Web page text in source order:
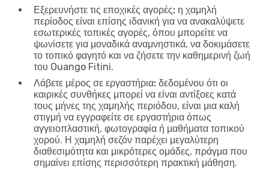
Εξερευνήστε τις εποχικές αγορές: η χαμηλή
περίοδος είναι επίσης ιδανική για να ανακαλύψετε
εσωτερικές τοπικές αγορές, όπου μπορείτε να
ψωνίσετε για μοναδικά αναμνηστικά, να δοκιμάσετε
το τοπικό φαγητό και να ζήσετε την καθημερινή ζωή
του Ouango Fitini.
Λάβετε μέρος σε εργαστήρια: δεδομένου ότι οι
καιρικές συνθήκες μπορεί να είναι αντίξοες κατά
τους μήνες της χαμηλής περιόδου, είναι μια καλή
στιγμή να εγγραφείτε σε εργαστήρια όπως
αγγειοπλαστική, φωτογραφία ή μαθήματα τοπικού
χορού. Η χαμηλή σεζόν παρέχει μεγαλύτερη
διαθεσιμότητα και μικρότερες ομάδες, πράγμα που
σημαίνει επίσης περισσότερη πρακτική μάθηση.